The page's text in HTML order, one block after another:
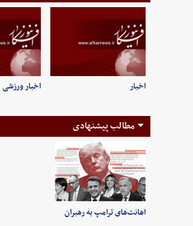
اخبار اخبار ورزشی
مطالب پیشنهادی
اهانت‌های ترامپ به رهبران